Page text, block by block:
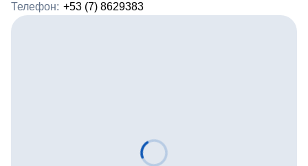
Телефон: +53 (7) 8629383